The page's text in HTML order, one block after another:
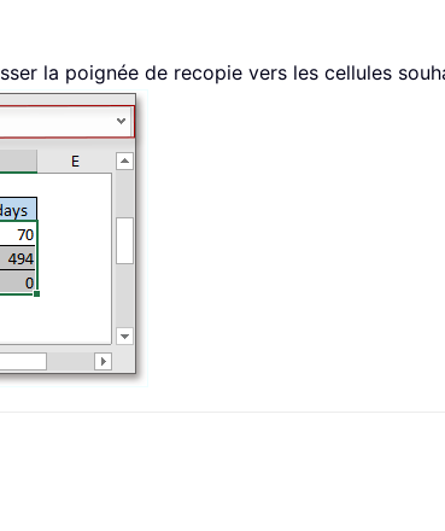
la poignée de recopie vers les cellules